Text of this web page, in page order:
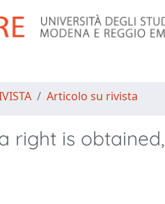
Articolo su rivista
right is